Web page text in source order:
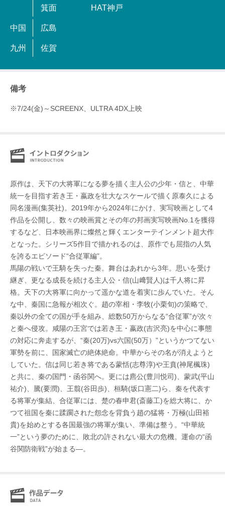
箕面 HAT神戸
中国 広島
九州 佐賀
備考
※7/24(金)～SCREENX、ULTRA 4DX上映
原作は、天下の大将軍になる夢を描く主人公の少年・信と、中華
統一を目指す若き王・嬴政を壮大なスケールで描く原泰久による
同名漫画(集英社)。2019年から2024年にかけ、実写映画として4
作品を公開し、数々の映画賞とその年の邦画実写映画No.1を獲得
するなど、日本映画界に燦然と輝くエンターテインメント超大作
となった。シリーズ5作目で描かれるのは、原作でも屈指の人気
を誇るエピソード“合従軍編”。
馬陽の戦いで王騎を失った秦。舞台はあれから3年。思いを受け
継ぎ、更なる成長を続ける主人公・信(山﨑賢人)は千人将に昇
格。天下の大将軍に向かって遥かな道を着実に歩んでいた。そん
な中、秦国に急報が相次ぐ。趙の宰相・李牧(小栗旬)の策略で、
秦以外の全ての国が手を組み、総数50万からなる“合従軍”が次々
と秦へ侵攻。咸陽の王宮では若き王・嬴政(吉沢亮)を中心に事態
の対応に奔走するが、“秦(20万)vs六国(50万）”というかつてない
軍勢を前に、国家滅亡の絶体絶命。中華からその名が消えようと
していた。信は同じ若き将である蒙恬(志尊淳)や王賁(神尾楓珠)
と共に、秦の国門・函谷関へ。更には麃公(豊川悦司)、蒙武(平山
祐介)、騰(要潤)、王翦(谷田歩)、桓騎(坂口憲二)ら、秦を代表す
る将軍が集結、合従軍には、楚の春申君(斎藤工)を総大将に、か
つて祖国を秦に蹂躙された怨念を背負う趙の猛将・万極(山田裕
貴)を始めとする各国最強の将軍が集い、準備は整う。“中華統
一”という夢のために、敗北の許されない最大の危機。運命の“函
谷関防衛戦”が始まる―。